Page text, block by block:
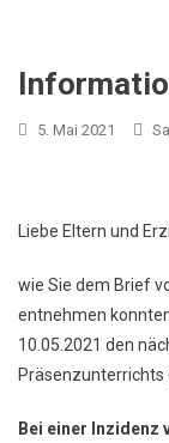
5. Mai 2021
Liebe Eltern und
wie Sie dem Brief
entnehmen
10.05.2021 den
Präsenzunterrichts
Bei einer Inzidenz